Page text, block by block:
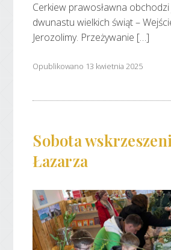
Cerkiew prawosławna
dwunastu wielkich świąt –
Jerozolimy. Przeżywanie […]
Opublikowano 13 kwietnia 2025
Sobota
Łazarza